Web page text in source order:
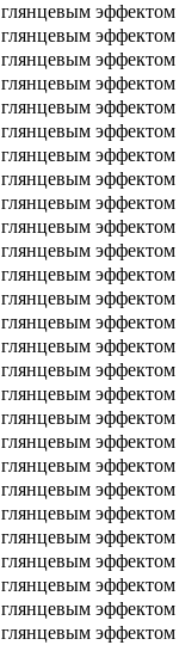
эффектом
эффектом
эффектом
эффектом
эффектом
эффектом
эффектом
эффектом
эффектом
эффектом
эффектом
эффектом
эффектом
эффектом
эффектом
эффектом
эффектом
эффектом
эффектом
эффектом
эффектом
эффектом
эффектом
эффектом
эффектом
эффектом
эффектом